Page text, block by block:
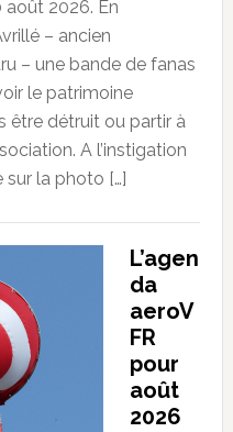
2026. En
– ancien
– une bande de fanas
le patrimoine
être détruit ou partir à
A l’instigation
sur la photo […]
L’agen
da
aeroV
FR
pour
août
2026